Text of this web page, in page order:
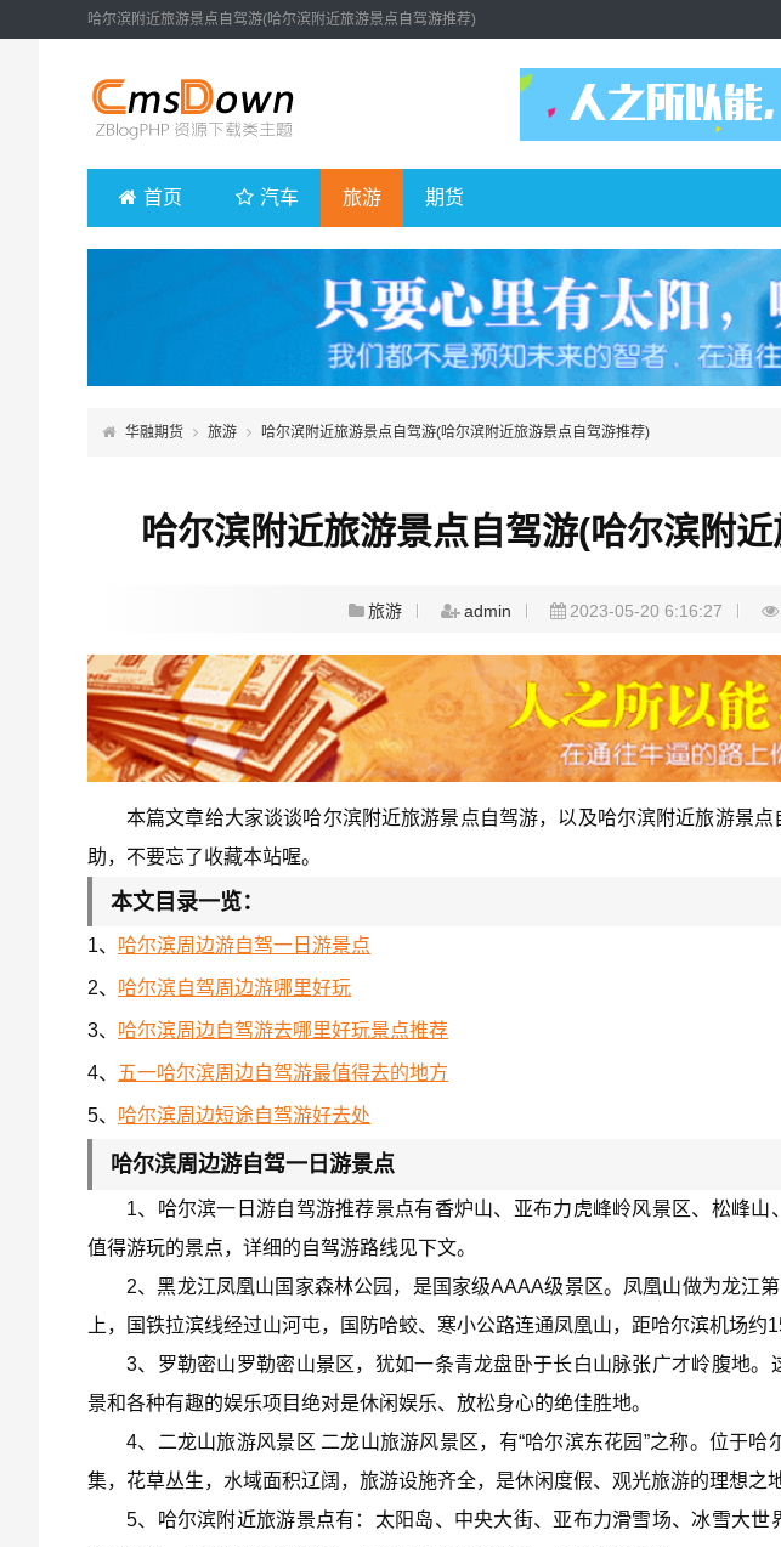
哈尔滨附近旅游景点自驾游(哈尔滨附近旅游景点自驾游推荐)
首页 汽车 旅游 期货
华融期货 旅游 哈尔滨附近旅游景点自驾游(哈尔滨附近旅游景点自驾游推荐)
哈尔滨附近旅游景点自驾游(哈尔滨附
旅游 admin 2023-05-20 6:16:27
本篇文章给大家谈谈哈尔滨附近旅游景点自驾游，以及哈尔滨附近旅游景
助，不要忘了收藏本站喔。
本文目录一览：
1、 哈尔滨周边游自驾一日游景点
2、 哈尔滨自驾周边游哪里好玩
3、 哈尔滨周边自驾游去哪里好玩景点推荐
4、 五一哈尔滨周边自驾游最值得去的地方
5、 哈尔滨周边短途自驾游好去处
哈尔滨周边游自驾一日游景点
1、哈尔滨一日游自驾游推荐景点有香炉山、亚布力虎峰岭风景区、松峰
值得游玩的景点，详细的自驾游路线见下文。
2、黑龙江凤凰山国家森林公园，是国家级AAAA级景区。凤凰山做为龙江
上，国铁拉滨线经过山河屯，国防哈蛟、寒小公路连通凤凰山，距哈尔滨机场约
3、罗勒密山罗勒密山景区，犹如一条青龙盘卧于长白山脉张广才岭腹地
景和各种有趣的娱乐项目绝对是休闲娱乐、放松身心的绝佳胜地。
4、二龙山旅游风景区 二龙山旅游风景区，有“哈尔滨东花园”之称。位于
集，花草丛生，水域面积辽阔，旅游设施齐全，是休闲度假、观光旅游的理想之地
5、哈尔滨附近旅游景点有：太阳岛、中央大街、亚布力滑雪场、冰雪大